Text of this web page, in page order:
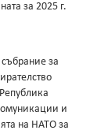
за 2025 г.
за
и
на НАТО за